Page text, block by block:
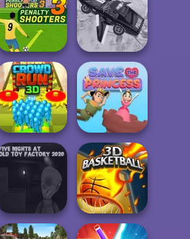
FNF Music 3D Eco Recycler
Penalty Shooters
3
Flying Police Car
Crowd Run 3D
Save The
Princess